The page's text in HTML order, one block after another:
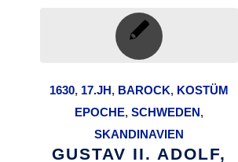
1630, 17.JH, BAROCK, KOSTÜM
EPOCHE,SCHWEDEN,
SKANDINAVIEN
GUSTAV II. ADOLF,